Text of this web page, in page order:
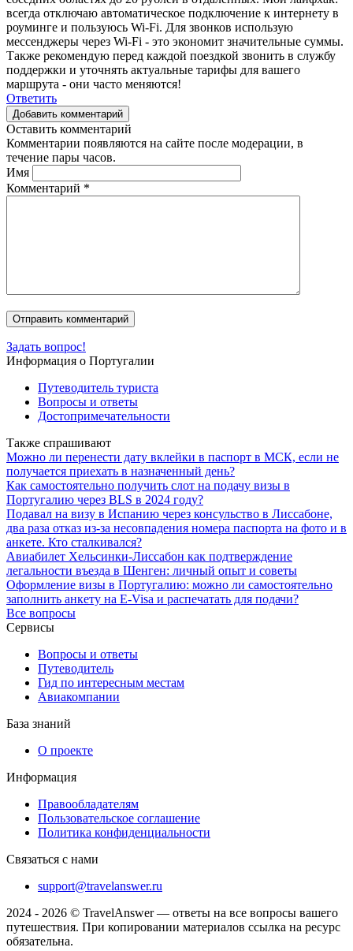
всегда отключаю автоматическое подключение к интернету в
роуминге и пользуюсь Wi-Fi. Для звонков использую
мессенджеры через Wi-Fi - это экономит значительные суммы.
Также рекомендую перед каждой поездкой звонить в службу
поддержки и уточнять актуальные тарифы для вашего
маршрута - они часто меняются!
Ответить
Добавить комментарий
Оставить комментарий
Комментарии появляются на сайте после модерации, в
течение пары часов.
Имя
Комментарий *
Задать вопрос!
Информация о Португалии
Путеводитель туриста
Вопросы и ответы
Достопримечательности
Также спрашивают
Можно ли перенести дату вклейки в паспорт в МСК, если не
получается приехать в назначенный день?
Как самостоятельно получить слот на подачу визы в
Португалию через BLS в 2024 году?
Подавал на визу в Испанию через консульство в Лиссабоне,
два раза отказ из-за несовпадения номера паспорта на фото и в
анкете. Кто сталкивался?
Авиабилет Хельсинки-Лиссабон как подтверждение
легальности въезда в Шенген: личный опыт и советы
Оформление визы в Португалию: можно ли самостоятельно
заполнить анкету на E-Visa и распечатать для подачи?
Все вопросы
Сервисы
Вопросы и ответы
Путеводитель
Гид по интересным местам
Авиакомпании
База знаний
О проекте
Информация
Правообладателям
Пользовательское соглашение
Политика конфиденциальности
Связаться с нами
support@travelanswer.ru
2024 - 2026 © TravelAnswer — ответы на все вопросы вашего
путешествия. При копировании материалов ссылка на ресурс
обязательна.